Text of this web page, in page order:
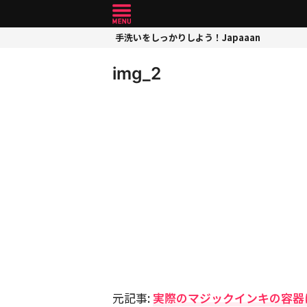
手洗いをしっかりしよう！Japaaan
img_2
元記事:実際のマジックインキの容